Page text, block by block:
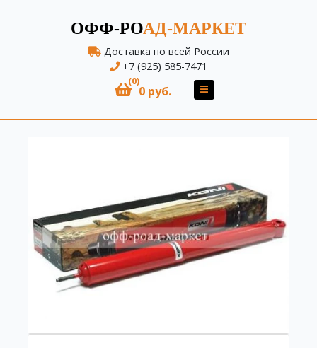
ОФФ-РОАД-МАРКЕТ
Доставка по всей России
+7 (925) 585-7471
(0)
0 руб.